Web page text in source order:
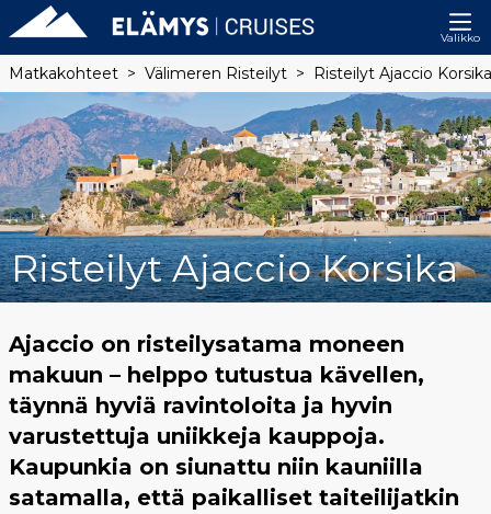
Valikko
Matkakohteet Välimeren Risteilyt Risteilyt Ajaccio Korsika
Risteilyt Ajaccio Korsika
Ajaccio on risteilysatama moneen
makuun – helppo tutustua kävellen,
täynnä hyviä ravintoloita ja hyvin
varustettuja uniikkeja kauppoja.
Kaupunkia on siunattu niin kauniilla
satamalla, että paikalliset taiteilijatkin